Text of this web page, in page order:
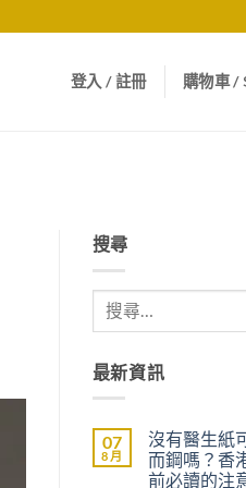
登入 / 註冊 購物車 /
搜尋
最新資訊
07
8 月
沒有醫生紙
而鋼嗎？香
前必讀的注